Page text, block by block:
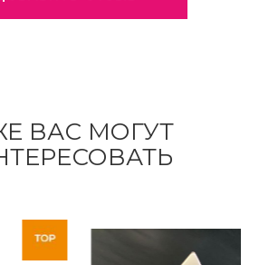
ВАС МОГУТ